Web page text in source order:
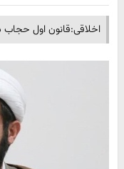
اخلاقی:قانون اول